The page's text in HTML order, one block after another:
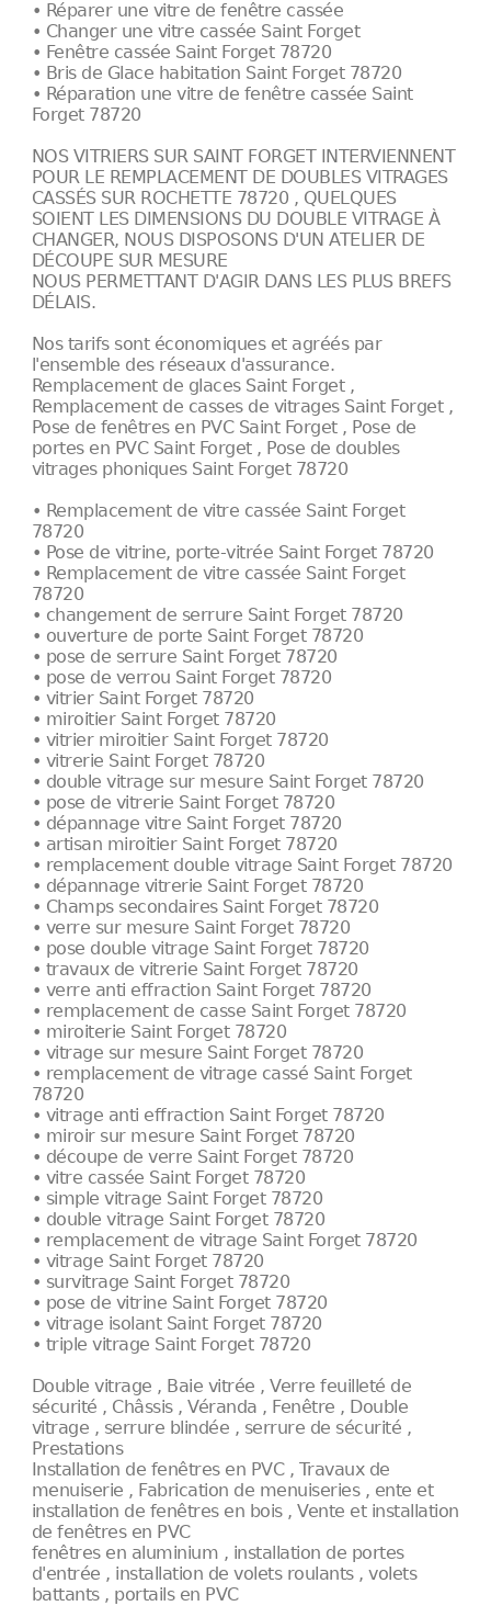
• Réparer une vitre de fenêtre cassée
• Changer une vitre cassée Saint Forget
• Fenêtre cassée Saint Forget 78720
• Bris de Glace habitation Saint Forget 78720
• Réparation une vitre de fenêtre cassée Saint
Forget 78720
NOS VITRIERS SUR SAINT FORGET INTERVIENNENT
POUR LE REMPLACEMENT DE DOUBLES VITRAGES
CASSÉS SUR ROCHETTE 78720 , QUELQUES
SOIENT LES DIMENSIONS DU DOUBLE VITRAGE À
CHANGER, NOUS DISPOSONS D'UN ATELIER DE
DÉCOUPE SUR MESURE
NOUS PERMETTANT D'AGIR DANS LES PLUS BREFS
DÉLAIS.
Nos tarifs sont économiques et agréés par
l'ensemble des réseaux d'assurance.
Remplacement de glaces Saint Forget ,
Remplacement de casses de vitrages Saint Forget ,
Pose de fenêtres en PVC Saint Forget , Pose de
portes en PVC Saint Forget , Pose de doubles
vitrages phoniques Saint Forget 78720
• Remplacement de vitre cassée Saint Forget
78720
• Pose de vitrine, porte-vitrée Saint Forget 78720
• Remplacement de vitre cassée Saint Forget
78720
• changement de serrure Saint Forget 78720
• ouverture de porte Saint Forget 78720
• pose de serrure Saint Forget 78720
• pose de verrou Saint Forget 78720
• vitrier Saint Forget 78720
• miroitier Saint Forget 78720
• vitrier miroitier Saint Forget 78720
• vitrerie Saint Forget 78720
• double vitrage sur mesure Saint Forget 78720
• pose de vitrerie Saint Forget 78720
• dépannage vitre Saint Forget 78720
• artisan miroitier Saint Forget 78720
• remplacement double vitrage Saint Forget 78720
• dépannage vitrerie Saint Forget 78720
• Champs secondaires Saint Forget 78720
• verre sur mesure Saint Forget 78720
• pose double vitrage Saint Forget 78720
• travaux de vitrerie Saint Forget 78720
• verre anti effraction Saint Forget 78720
• remplacement de casse Saint Forget 78720
• miroiterie Saint Forget 78720
• vitrage sur mesure Saint Forget 78720
• remplacement de vitrage cassé Saint Forget
78720
• vitrage anti effraction Saint Forget 78720
• miroir sur mesure Saint Forget 78720
• découpe de verre Saint Forget 78720
• vitre cassée Saint Forget 78720
• simple vitrage Saint Forget 78720
• double vitrage Saint Forget 78720
• remplacement de vitrage Saint Forget 78720
• vitrage Saint Forget 78720
• survitrage Saint Forget 78720
• pose de vitrine Saint Forget 78720
• vitrage isolant Saint Forget 78720
• triple vitrage Saint Forget 78720
Double vitrage , Baie vitrée , Verre feuilleté de
sécurité , Châssis , Véranda , Fenêtre , Double
vitrage , serrure blindée , serrure de sécurité ,
Prestations
Installation de fenêtres en PVC , Travaux de
menuiserie , Fabrication de menuiseries , ente et
installation de fenêtres en bois , Vente et installation
de fenêtres en PVC
fenêtres en aluminium , installation de portes
d'entrée , installation de volets roulants , volets
battants , portails en PVC